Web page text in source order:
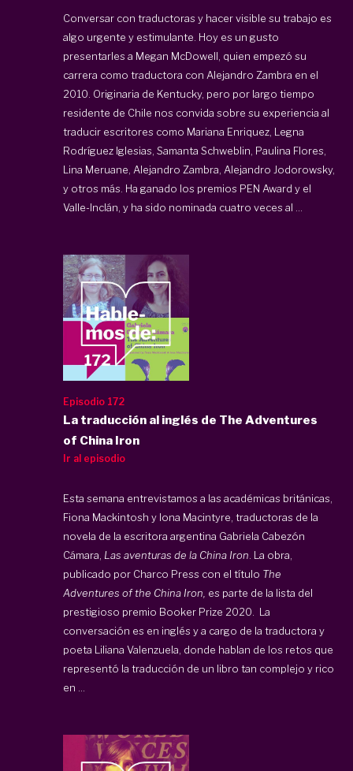
Conversar con traductoras y hacer visible su trabajo es
algo urgente y estimulante. Hoy es un gusto
presentarles a Megan McDowell, quien empezó su
carrera como traductora con Alejandro Zambra en el
2010. Originaria de Kentucky, pero por largo tiempo
residente de Chile nos convida sobre su experiencia al
traducir escritores como Mariana Enriquez, Legna
Rodríguez Iglesias, Samanta Schweblin, Paulina Flores,
Lina Meruane, Alejandro Zambra, Alejandro Jodorowsky,
y otros más. Ha ganado los premios PEN Award y el
Valle-Inclán, y ha sido nominada cuatro veces al ...
Episodio 172
La traducción al inglés de The Adventures
of China Iron
Ir al episodio
Esta semana entrevistamos a las académicas británicas,
Fiona Mackintosh y Iona Macintyre, traductoras de la
novela de la escritora argentina Gabriela Cabezón
Cámara, Las aventuras de la China Iron . La obra,
publicado por Charco Press con el título The
Adventures of the China Iron, es parte de la lista del
prestigioso premio Booker Prize 2020. La
conversación es en inglés y a cargo de la traductora y
poeta Liliana Valenzuela, donde hablan de los retos que
representó la traducción de un libro tan complejo y rico
en ...